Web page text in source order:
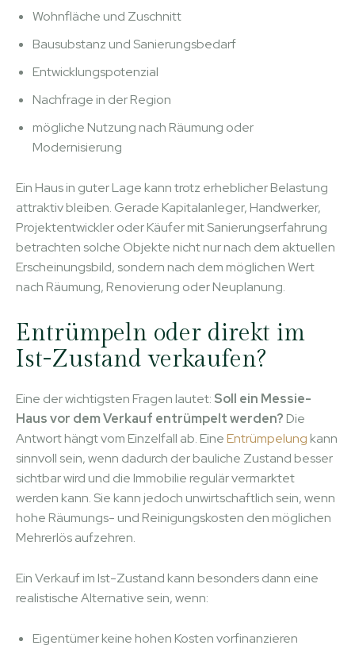
Wohnfläche und Zuschnitt
Bausubstanz und Sanierungsbedarf
Entwicklungspotenzial
Nachfrage in der Region
mögliche Nutzung nach Räumung oder
Modernisierung
Ein Haus in guter Lage kann trotz erheblicher Belastung
attraktiv bleiben. Gerade Kapitalanleger, Handwerker,
Projektentwickler oder Käufer mit Sanierungserfahrung
betrachten solche Objekte nicht nur nach dem aktuellen
Erscheinungsbild, sondern nach dem möglichen Wert
nach Räumung, Renovierung oder Neuplanung.
Entrümpeln oder direkt im
Ist-Zustand verkaufen?
Eine der wichtigsten Fragen lautet: Soll ein Messie-
Haus vor dem Verkauf entrümpelt werden? Die
Antwort hängt vom Einzelfall ab. EineEntrümpelung kann
sinnvoll sein, wenn dadurch der bauliche Zustand besser
sichtbar wird und die Immobilie regulär vermarktet
werden kann. Sie kann jedoch unwirtschaftlich sein, wenn
hohe Räumungs- und Reinigungskosten den möglichen
Mehrerlös aufzehren.
Ein Verkauf im Ist-Zustand kann besonders dann eine
realistische Alternative sein, wenn:
Eigentümer keine hohen Kosten vorfinanzieren